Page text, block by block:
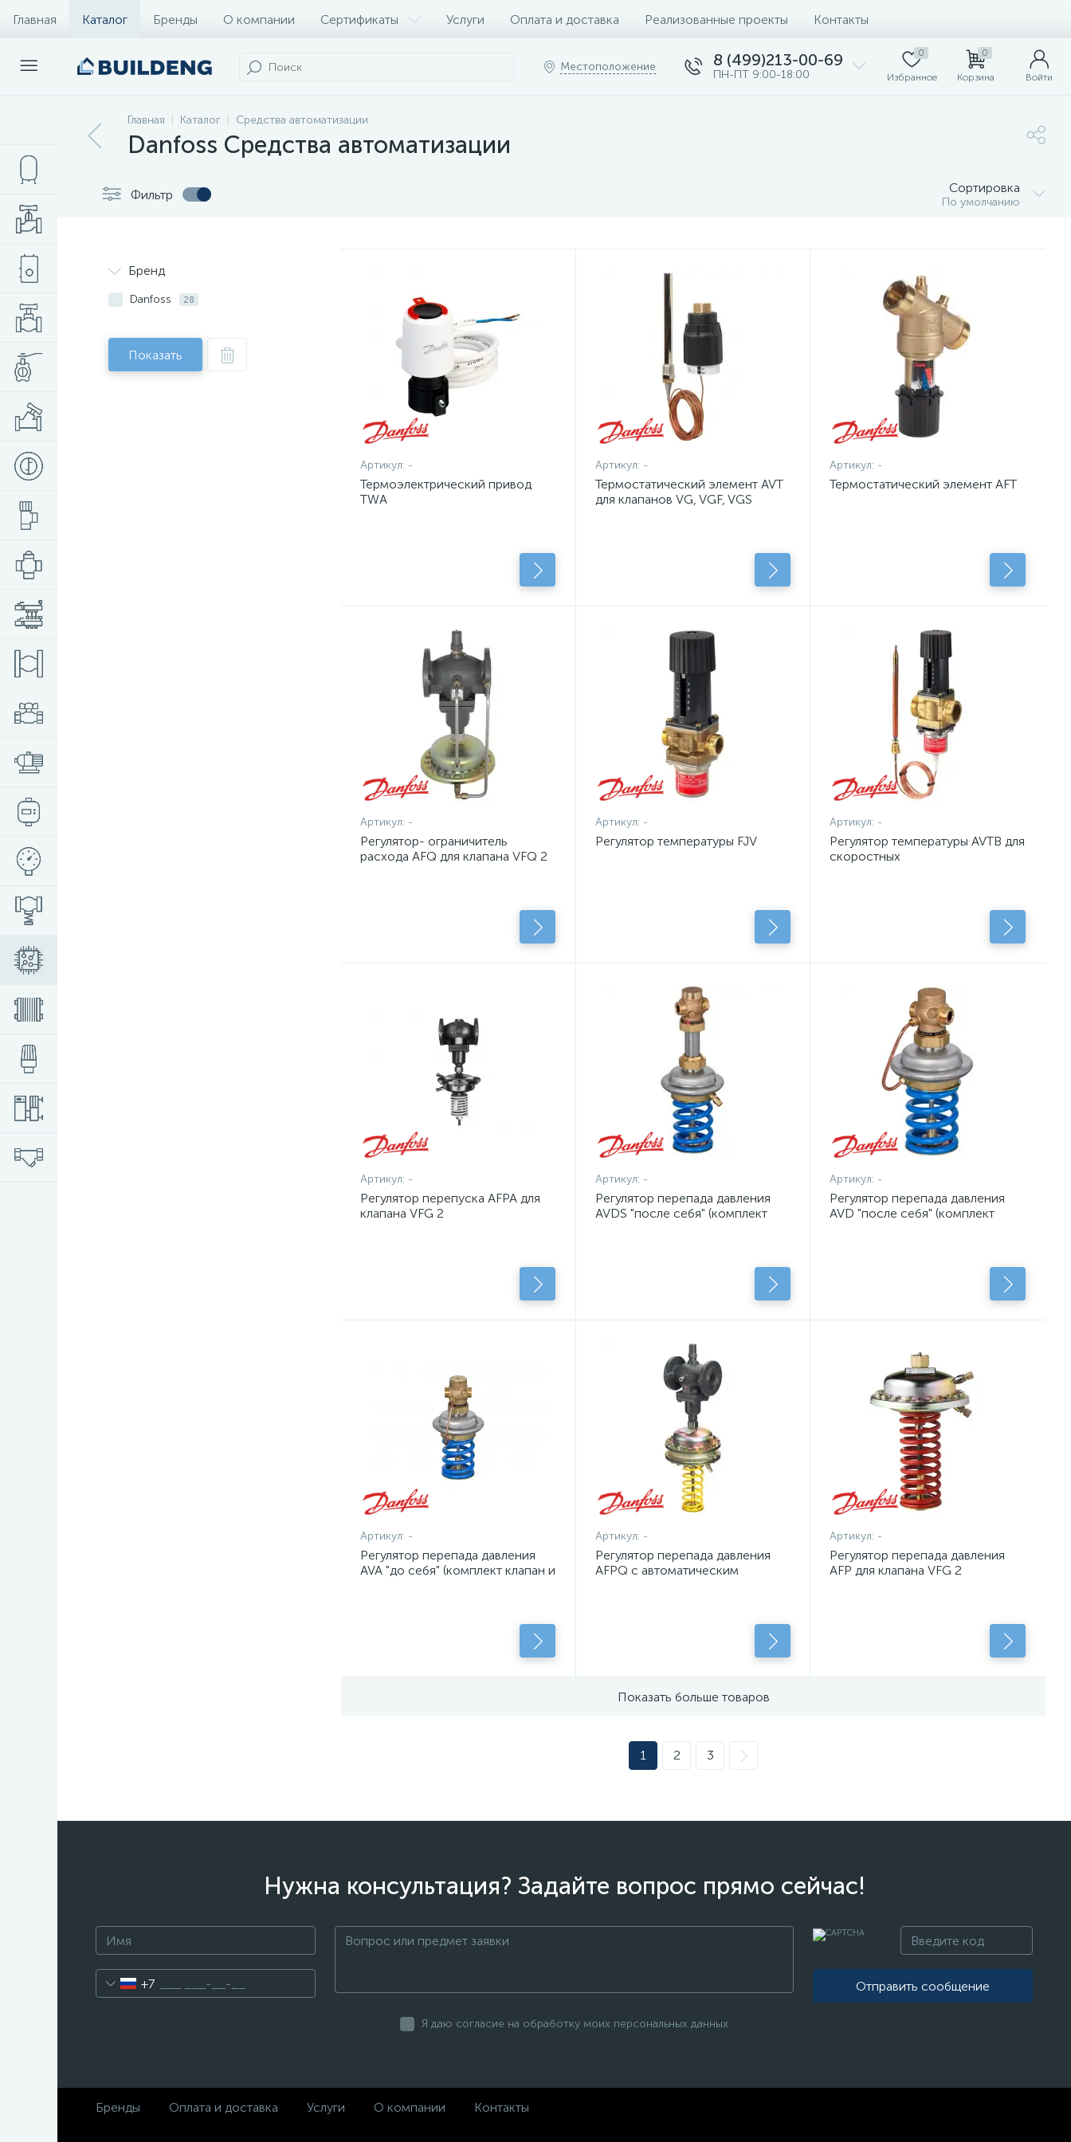
Главная Каталог Бренды О компании Сертификаты Услуги Оплата и доставка Реализованные проекты Контакты
Местоположение 8 (499)213-00-69
ПН-ПТ 9:00-18:00
0
Избранное
0
Корзина Войти
Главная Каталог Средства автоматизации
Danfoss Средства автоматизации
Фильтр Сортировка
По умолчанию
Бренд
Danfoss 28
Показать
Артикул: -
Термоэлектрический привод
TWA
Артикул: -
Термостатический элемент AVT
для клапанов VG, VGF, VGS
Артикул: -
Термостатический элемент AFT
Артикул: -
Регулятор- ограничитель
расхода AFQ для клапана VFQ 2
Артикул: -
Регулятор температуры FJV
Артикул: -
Регулятор температуры AVTB для
скоростных
Артикул: -
Регулятор перепуска AFPA для
клапана VFG 2
Артикул: -
Регулятор перепада давления
AVDS "после себя" (комплект
Артикул: -
Регулятор перепада давления
AVD "после себя" (комплект
Артикул: -
Регулятор перепада давления
AVA "до себя" (комплект клапан и
Артикул: -
Регулятор перепада давления
AFPQ с автоматическим
Артикул: -
Регулятор перепада давления
AFP для клапана VFG 2
Показать больше товаров
1 2 3
Нужна консультация? Задайте вопрос прямо сейчас!
+7 Отправить сообщение
Я даю согласие на обработку моих персональных данных
Бренды Оплата и доставка Услуги О компании Контакты